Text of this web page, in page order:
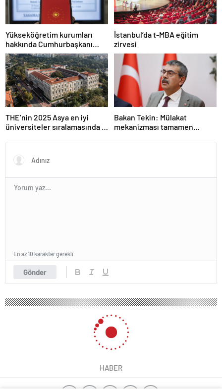
Yükseköğretim kurumları
hakkında Cumhurbaşkanı
kararı Resmi Gazete’de
İstanbul’da t-MBA eğitim
zirvesi
THE’nin 2025 Asya en iyi
üniversiteler sıralamasında 4
girdi
Bakan Tekin: Mülakat
mekanizması tamamen
Gönder
En az 10 karakter gerekli
HABER